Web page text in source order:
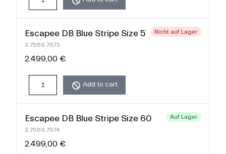
Escapee DB Blue Stripe Size 57
2.7569.7573
Nicht auf Lager
2.499,00 €
Add to cart
Escapee DB Blue Stripe Size 60
2.7569.7574
Auf Lager
2.499,00 €